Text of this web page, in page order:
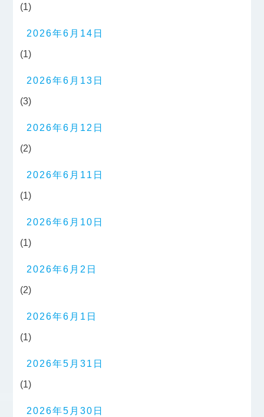
(1)
2026年6月14日
(1)
2026年6月13日
(3)
2026年6月12日
(2)
2026年6月11日
(1)
2026年6月10日
(1)
2026年6月2日
(2)
2026年6月1日
(1)
2026年5月31日
(1)
2026年5月30日